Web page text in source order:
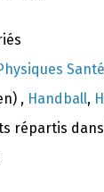
Santé
, Handball,
répartis